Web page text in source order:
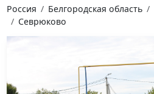
Россия Белгородская область
Севрюково